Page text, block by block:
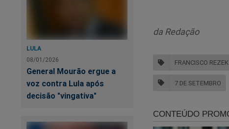
LULA
08/01/2026
General Mourão ergue a
voz contra Lula após
decisão "vingativa"
da Redação
FRANCISCO REZEK
7 DE SETEMBRO